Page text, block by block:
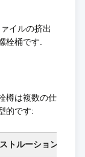
イルの挤出
栓桶です.
樽は複数の仕
的です:
トルーション容量